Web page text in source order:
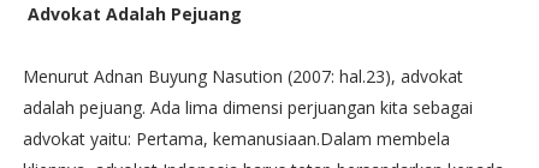
Advokat Adalah Pejuang
Menurut Adnan Buyung Nasution (2007: hal.23), advokat
adalah pejuang. Ada lima dimensi perjuangan kita sebagai
advokat yaitu: Pertama, kemanusiaan.Dalam membela